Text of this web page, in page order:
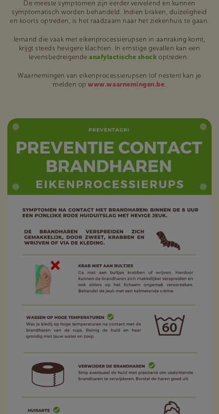
De meeste symptomen zijn eerder vervelend en kunnen
symptomatisch worden behandeld. Indien braken, duizeligheid
en koorts optreden, is het raadzaam naar het ziekenhuis te gaan.
Iemand die vaak met eikenprocessierupsen in aanraking komt,
krijgt steeds hevigere klachten. In ernstige gevallen kan een
levensbedreigendeanafylactische shockoptreden.
Waarnemingen van eikenprocessierupsen (of nesten) kan je
melden opwww.waarnemingen.be.